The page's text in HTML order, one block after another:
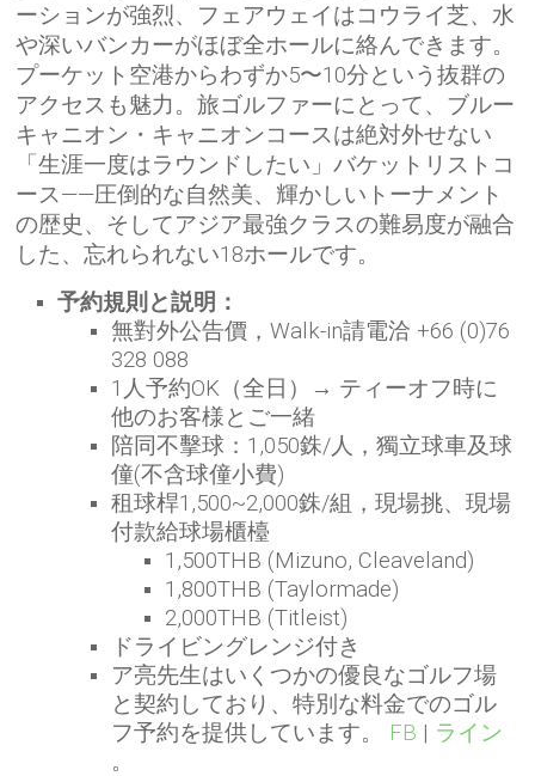
ーションが強烈、フェアウェイはコウライ芝、水
や深いバンカーがほぼ全ホールに絡んできます。
プーケット空港からわずか5〜10分という抜群の
アクセスも魅力。旅ゴルファーにとって、ブルー
キャニオン・キャニオンコースは絶対外せない
「生涯一度はラウンドしたい」バケットリストコ
ース——圧倒的な自然美、輝かしいトーナメント
の歴史、そしてアジア最強クラスの難易度が融合
した、忘れられない18ホールです。
予約規則と説明：
無對外公告價，Walk-in請電洽 +66 (0)76
328 088
1人予約OK（全日）→ ティーオフ時に
他のお客様とご一緒
陪同不擊球：1,050銖/人，獨立球車及球
僮(不含球僮小費)
租球桿1,500~2,000銖/組，現場挑、現場
付款給球場櫃檯
1,500THB (Mizuno, Cleaveland)
1,800THB (Taylormade)
2,000THB (Titleist)
ドライビングレンジ付き
ア亮先生はいくつかの優良なゴルフ場
と契約しており、特別な料金でのゴル
フ予約を提供しています。 FB | ライン
。